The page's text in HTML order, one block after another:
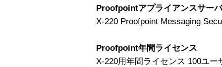
Proofpointアプライアンスサーバ
X-220 Proofpoint Messaging
Proofpoint年間ライセンス
X-220用年間ライセンス 100ユー